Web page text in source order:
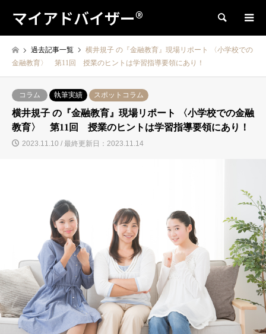
マイアドバイザー® 検索
過去記事一覧
横井規子 の『金融教育』現場リポート 〈小学校での
金融教育〉 第11回 授業のヒントは学習指導要領にあり！
コラム 執筆実績 スポットコラム
横井規子 の『金融教育』現場リポート 〈小学校での金融
教育〉 第11回 授業のヒントは学習指導要領にあり！
2023.11.10 / 最終更新日：2023.11.14